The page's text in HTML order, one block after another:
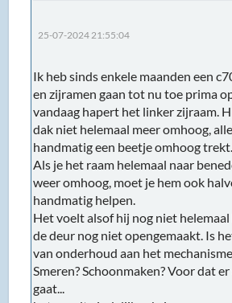
25-07-2024 21:55:04
Ik heb sinds enkele maanden een
en zijramen gaan tot nu toe prima
vandaag hapert het linker zijraam.
dak niet helemaal meer omhoog,
handmatig een beetje omhoog trekt.
Als je het raam helemaal naar
weer omhoog, moet je hem ook
handmatig helpen.
Het voelt alsof hij nog niet
de deur nog niet opengemaakt. Is
van onderhoud aan het
Smeren? Schoonmaken? Voor dat
gaat...